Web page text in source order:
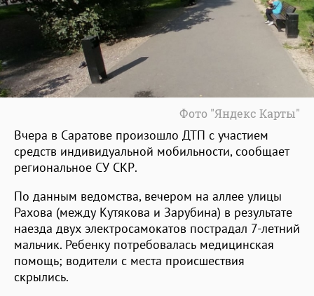
Фото "Яндекс Карты"
Вчера в Саратове произошло ДТП с участием
средств индивидуальной мобильности, сообщает
региональное СУ СКР.
По данным ведомства, вечером на аллее улицы
Рахова (между Кутякова и Зарубина) в результате
наезда двух электросамокатов пострадал 7-летний
мальчик. Ребенку потребовалась медицинская
помощь; водители с места происшествия
скрылись.